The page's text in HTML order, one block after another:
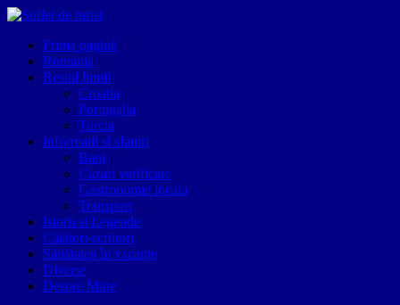
Prima pagină
Romania
Restul lumii
Croatia
Portugalia
Turcia
Informatii si sfaturi
Bani
Cazari verificate
Gastronomie locala
Transport
Istorii si Legende
Călători-scriitori
Sănătatea în vacanțe
Diverse
Despre Mine